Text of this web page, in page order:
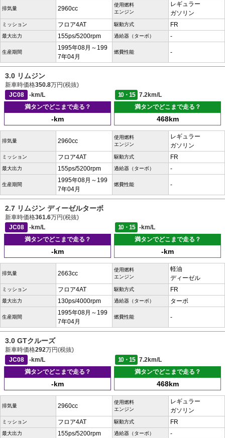
排気量 2960cc
使用燃料
エンジン
レギュラー
ガソリン
ミッション フロア4AT 駆動方式 FR
最大出力 155ps/5200rpm 過給器（ターボ） -
生産期間
1995年08月～199
7年04月
燃費性能 -
3.0 リムジン
新車時価格350.8万円(税抜)
JC08
-km/L 10・15
7.2km/L
満タンでどこまで走る？
-km
満タンでどこまで走る？
468km
排気量 2960cc
使用燃料
エンジン
レギュラー
ガソリン
ミッション フロア4AT 駆動方式 FR
最大出力 155ps/5200rpm 過給器（ターボ） -
生産期間
1995年08月～199
7年04月
燃費性能 -
2.7 リムジン ディーゼルターボ
新車時価格361.6万円(税抜)
JC08
-km/L 10・15
-km/L
満タンでどこまで走る？
-km
満タンでどこまで走る？
-km
排気量 2663cc
使用燃料
エンジン
軽油
ディーゼル
ミッション フロア4AT 駆動方式 FR
最大出力 130ps/4000rpm 過給器（ターボ） ターボ
生産期間
1995年08月～199
7年04月
燃費性能 -
3.0 GTクルーズ
新車時価格292万円(税抜)
JC08
-km/L 10・15
7.2km/L
満タンでどこまで走る？
-km
満タンでどこまで走る？
468km
排気量 2960cc
使用燃料
エンジン
レギュラー
ガソリン
ミッション フロア4AT 駆動方式 FR
最大出力 155ps/5200rpm 過給器（ターボ） -